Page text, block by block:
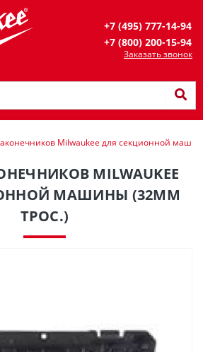
+7 (495) 777-14-94
+7 (800) 200-15-94
Заказать звонок
Milwaukee для секционной
MILWAUKEE
МАШИНЫ (32ММ
ТРОС.)